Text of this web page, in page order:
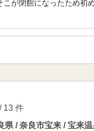
こが閉館になったため初
13 件
県 / 奈良市宝来 / 宝来温